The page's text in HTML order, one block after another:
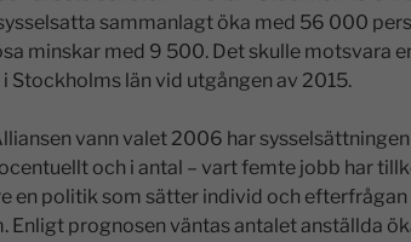
b
o
k
A
p
Li
n
sammanlagt öka med 56 000
minskar med 9 500. Det skulle motsvara
Stockholms län vid utgången av 2015.
vann valet 2006 har
och i antal – vart femte jobb har
en politik som sätter individ och
Enligt prognosen väntas antalet anställda